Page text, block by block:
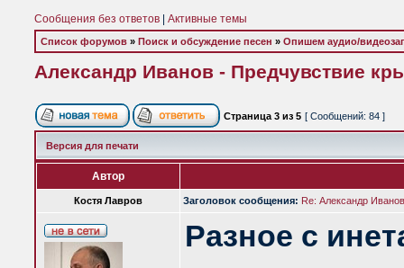
Сообщения без ответов Активные темы
Список форумов » Поиск и обсуждение песен » Опишем аудио/
Александр Иванов - Предчувствие
Страница 3 из 5 [ Сообщений: 84 ]
Версия для печати
Автор
Костя Лавров Заголовок сообщения: Re: Александр
Разное с